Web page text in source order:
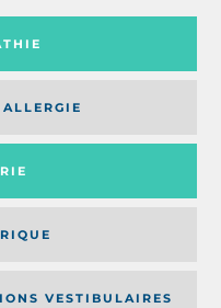
VESTIBULAIRES